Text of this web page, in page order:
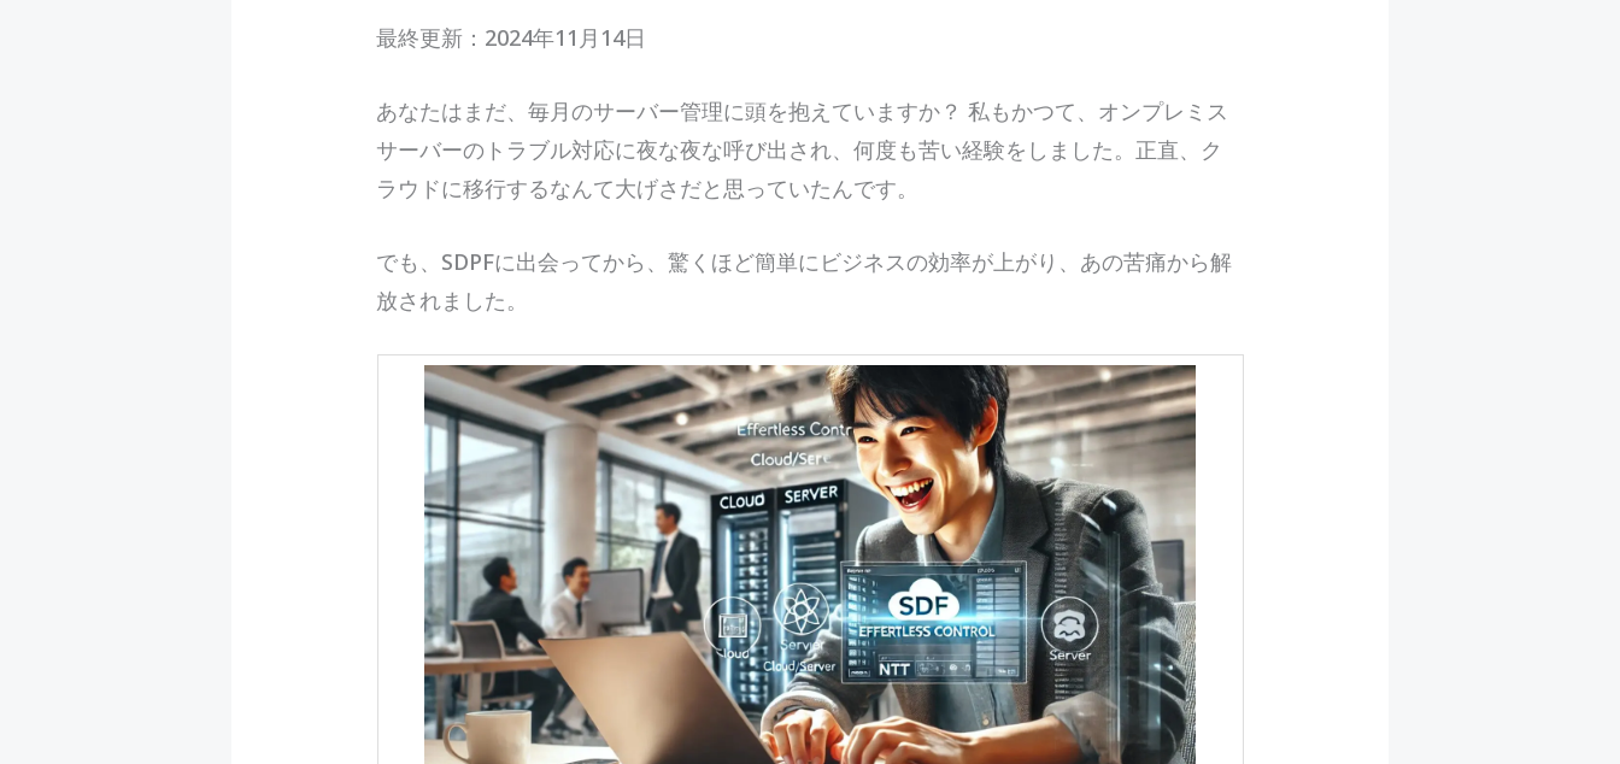
最終更新：2024年11月14日
あなたはまだ、毎月のサーバー管理に頭を抱えていますか？ 私もかつて、オンプレミス
サーバーのトラブル対応に夜な夜な呼び出され、何度も苦い経験をしました。正直、ク
ラウドに移行するなんて大げさだと思っていたんです。
でも、SDPFに出会ってから、驚くほど簡単にビジネスの効率が上がり、あの苦痛から解
放されました。